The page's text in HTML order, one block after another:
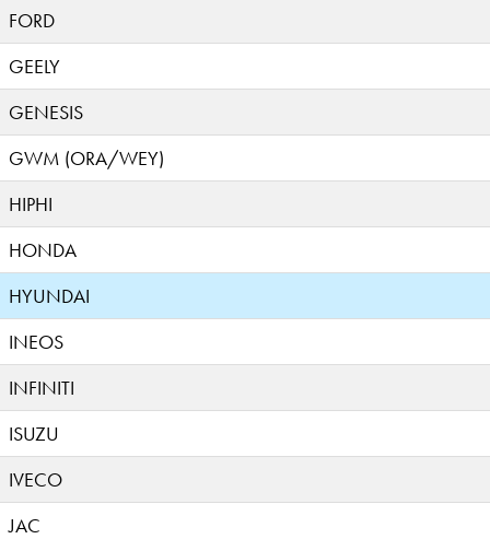
FORD
GEELY
GENESIS
GWM (ORA/WEY)
HIPHI
HONDA
HYUNDAI
INEOS
INFINITI
ISUZU
IVECO
JAC